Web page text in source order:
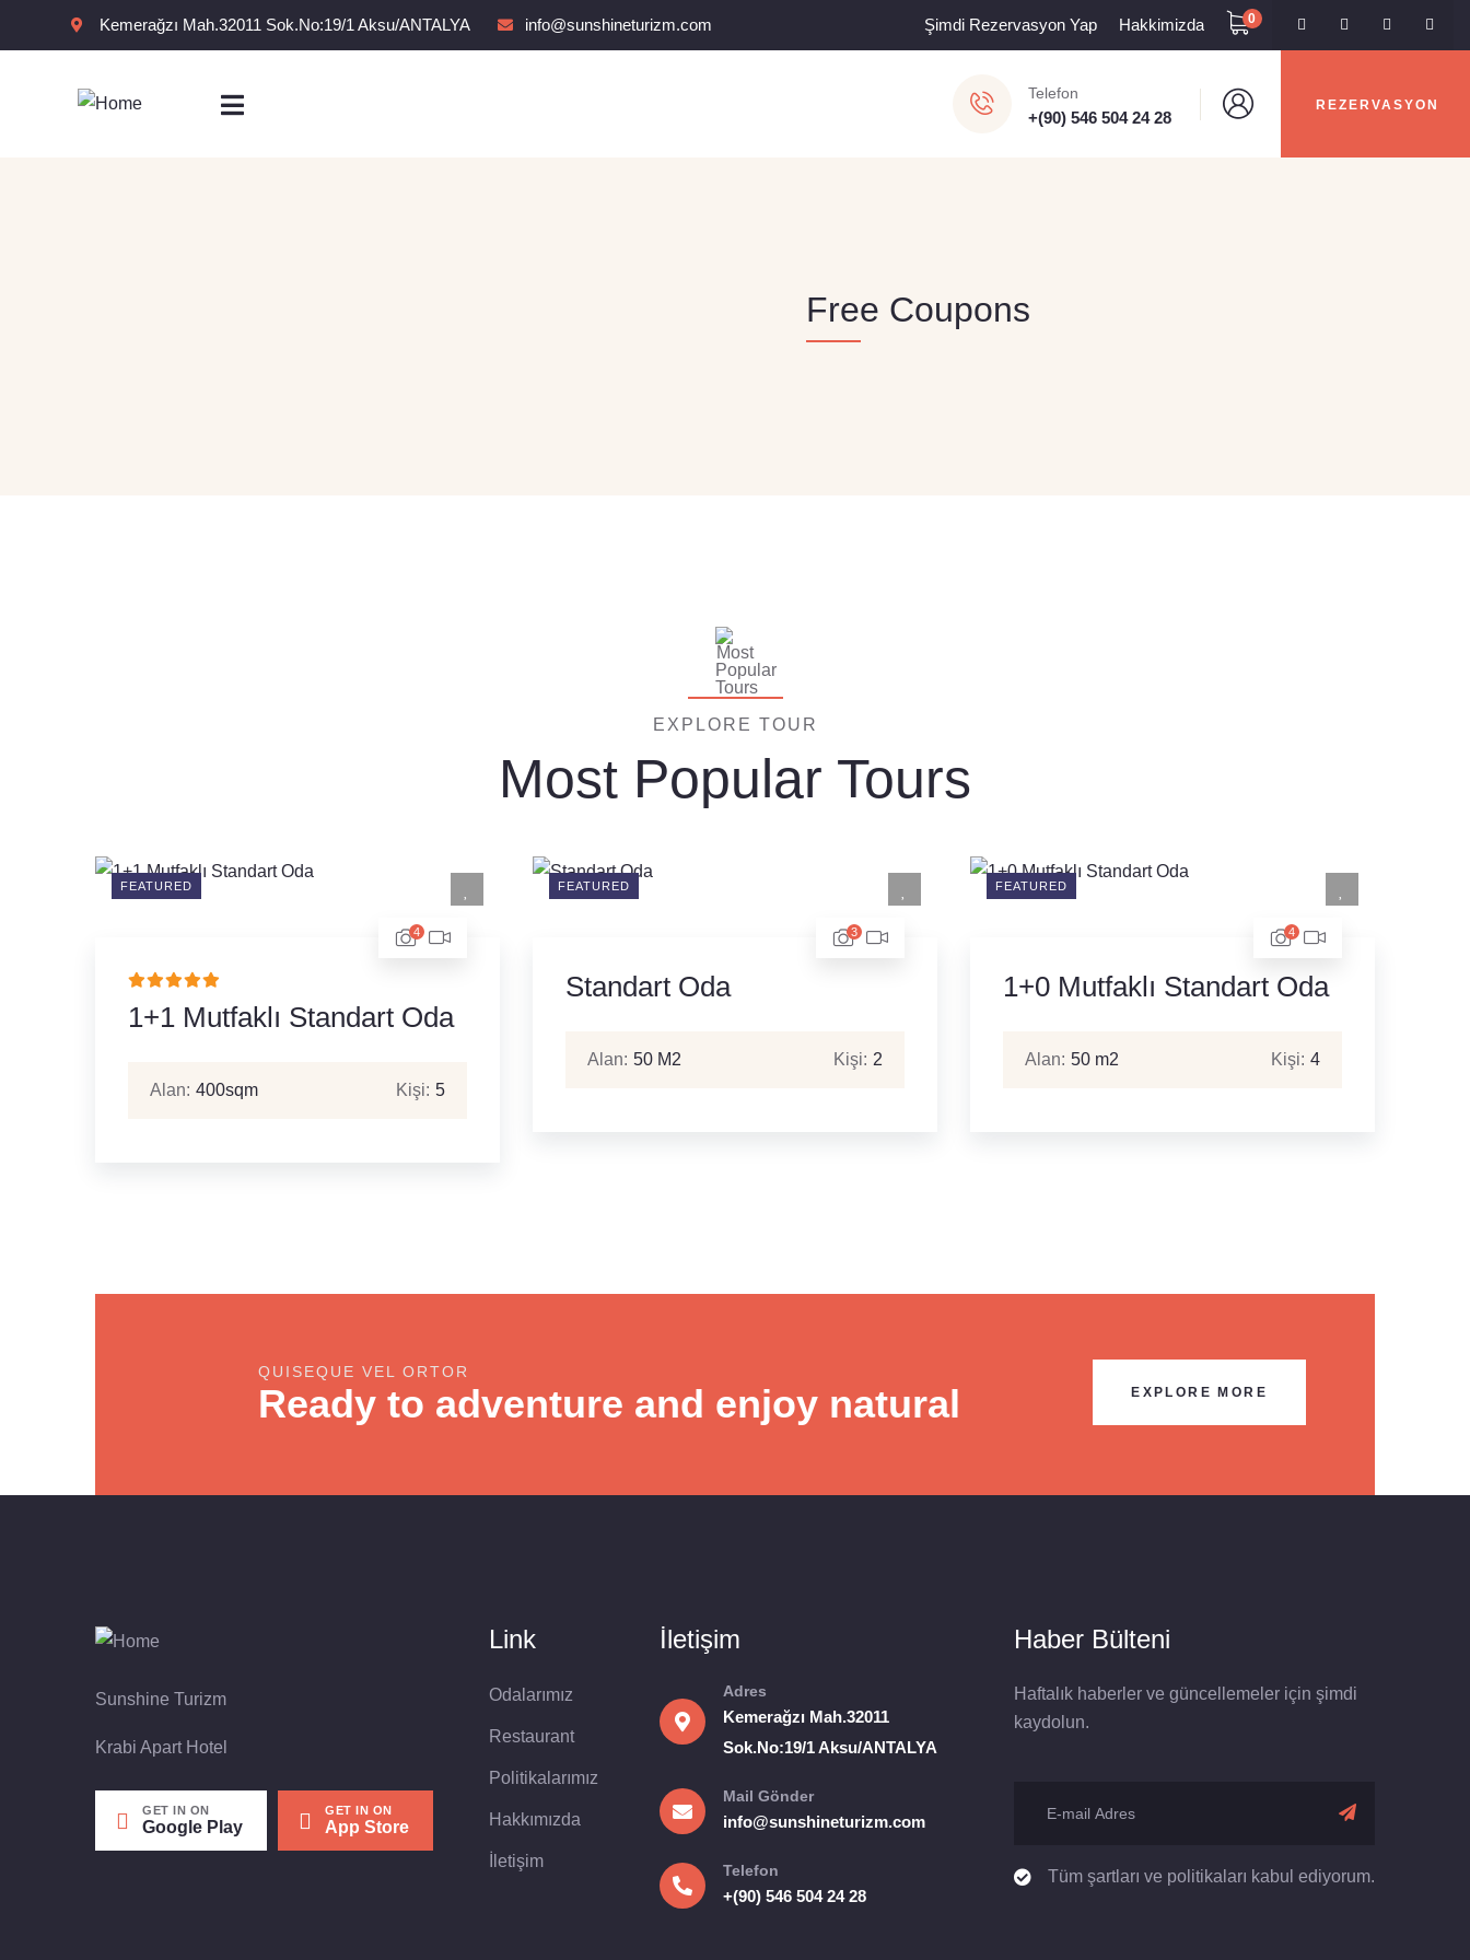
Kemerağzı Mah.32011 Sok.No:19/1 Aksu/ANTALYA info@sunshineturizm.com Şimdi Rezervasyon Yap Hakkimizda 0
Telefon
+(90) 546 504 24 28
REZERVASYON
Free Coupons
EXPLORE TOUR
Most Popular Tours
FEATURED
4
1+1 Mutfaklı Standart Oda
Alan: 400sqm Kişi: 5
FEATURED
3
Standart Oda
Alan: 50 M2 Kişi: 2
FEATURED
4
1+0 Mutfaklı Standart Oda
Alan: 50 m2 Kişi: 4
QUISEQUE VEL ORTOR
Ready to adventure and enjoy natural EXPLORE MORE
Sunshine Turizm
Krabi Apart Hotel
GET IN ON
Google Play
GET IN ON
App Store
Link
Odalarımız
Restaurant
Politikalarımız
Hakkımızda
İletişim
İletişim
Adres
Kemerağzı Mah.32011
Sok.No:19/1 Aksu/ANTALYA
Mail Gönder
info@sunshineturizm.com
Telefon
+(90) 546 504 24 28
Haber Bülteni
Haftalık haberler ve güncellemeler için şimdi
kaydolun.
Tüm şartları ve politikaları kabul ediyorum.